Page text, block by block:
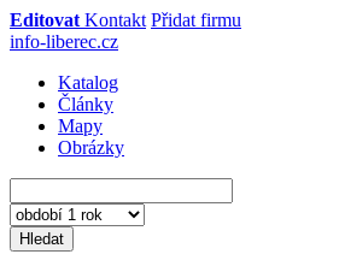
Editovat Kontakt Přidat firmu
info-liberec.cz
Katalog
Články
Mapy
Obrázky
Hledat